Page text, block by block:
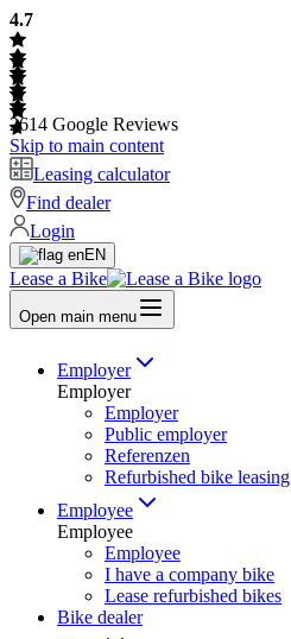
4.7
2614 Google Reviews
Skip to main content
Leasing calculator
Find dealer
Login
EN
Lease a Bike
Open main menu
Employer
Employer
Employer
Public employer
Referenzen
Refurbished bike leasing
Employee
Employee
Employee
I have a company bike
Lease refurbished bikes
Bike dealer